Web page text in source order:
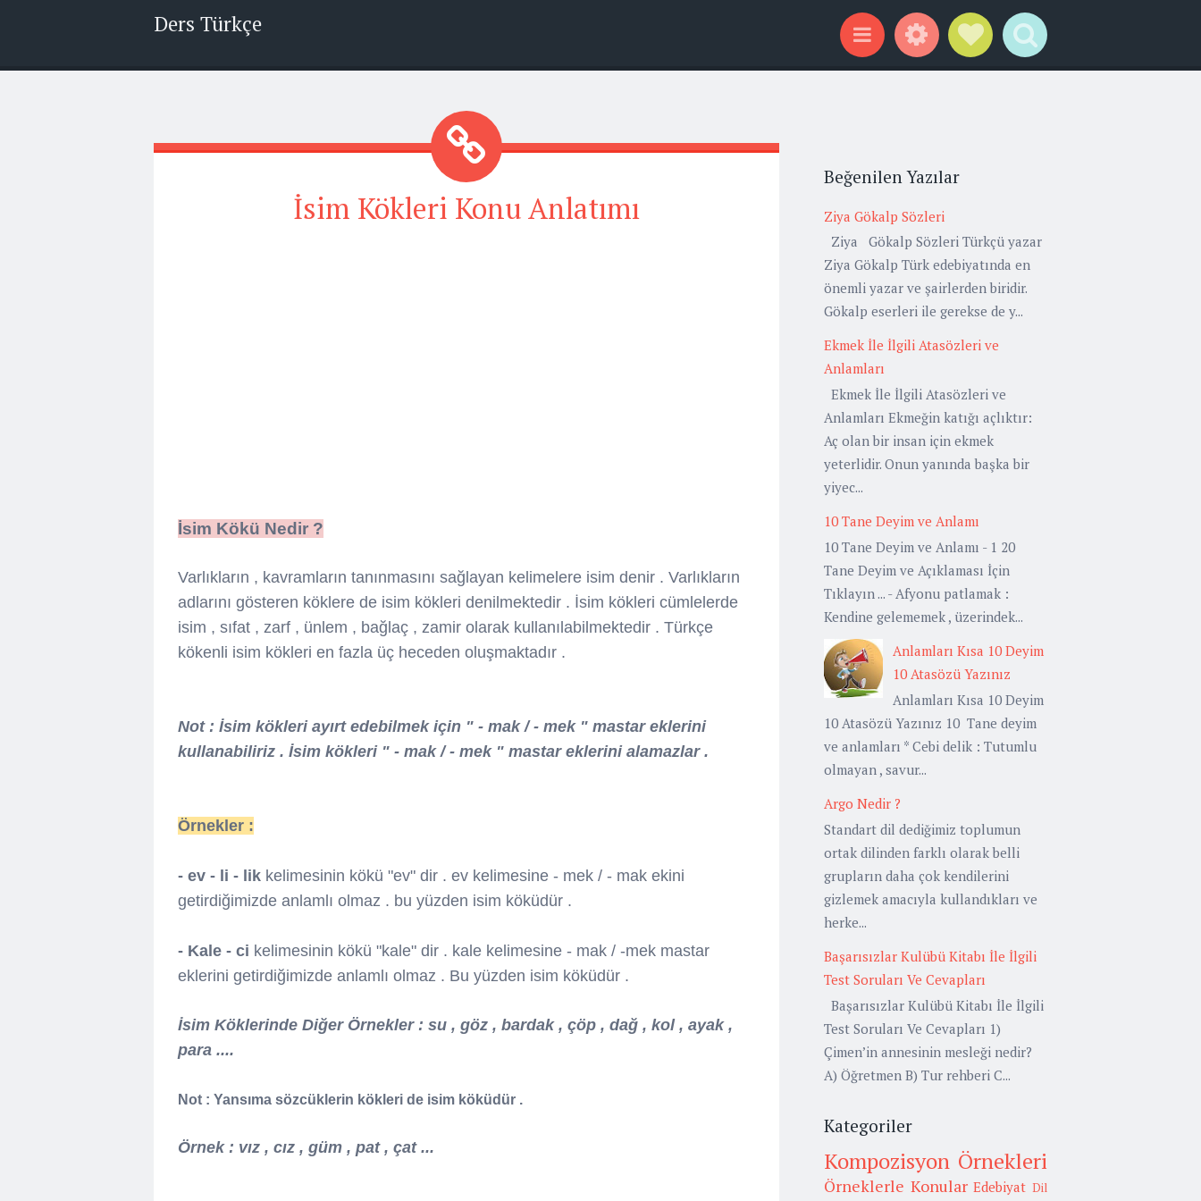
Ders Türkçe
Menu WidgetsSocial Links
Search
İsim Kökleri Konu Anlatımı
İsim Kökü Nedir ?
Varlıkların , kavramların tanınmasını sağlayan kelimelere isim denir . Varlıkların
adlarını gösteren köklere de isim kökleri denilmektedir . İsim kökleri cümlelerde
isim , sıfat , zarf , ünlem , bağlaç , zamir olarak kullanılabilmektedir . Türkçe
kökenli isim kökleri en fazla üç heceden oluşmaktadır .
Not : İsim kökleri ayırt edebilmek için " - mak / - mek " mastar eklerini
kullanabiliriz . İsim kökleri " - mak / - mek " mastar eklerini alamazlar .
Örnekler :
- ev - li - lik kelimesinin kökü "ev" dir . ev kelimesine - mek / - mak ekini
getirdiğimizde anlamlı olmaz . bu yüzden isim köküdür .
- Kale - ci kelimesinin kökü "kale" dir . kale kelimesine - mak / -mek mastar
eklerini getirdiğimizde anlamlı olmaz . Bu yüzden isim köküdür .
İsim Köklerinde Diğer Örnekler : su , göz , bardak , çöp , dağ , kol , ayak ,
para ....
Not : Yansıma sözcüklerin kökleri de isim köküdür .
Örnek : vız , cız , güm , pat , çat ...
Beğenilen Yazılar
Ziya Gökalp Sözleri
Ziya Gökalp Sözleri Türkçü yazar
Ziya Gökalp Türk edebiyatında en
önemli yazar ve şairlerden biridir.
Gökalp eserleri ile gerekse de y...
Ekmek İle İlgili Atasözleri ve
Anlamları
Ekmek İle İlgili Atasözleri ve
Anlamları Ekmeğin katığı açlıktır:
Aç olan bir insan için ekmek
yeterlidir. Onun yanında başka bir
yiyec...
10 Tane Deyim ve Anlamı
10 Tane Deyim ve Anlamı - 1 20
Tane Deyim ve Açıklaması İçin
Tıklayın ... - Afyonu patlamak :
Kendine gelememek , üzerindek...
Anlamları Kısa 10 Deyim
10 Atasözü Yazınız
Anlamları Kısa 10 Deyim
10 Atasözü Yazınız 10 Tane deyim
ve anlamları * Cebi delik : Tutumlu
olmayan , savur...
Argo Nedir ?
Standart dil dediğimiz toplumun
ortak dilinden farklı olarak belli
grupların daha çok kendilerini
gizlemek amacıyla kullandıkları ve
herke...
Başarısızlar Kulübü Kitabı İle İlgili
Test Soruları Ve Cevapları
Başarısızlar Kulübü Kitabı İle İlgili
Test Soruları Ve Cevapları 1)
Çimen’in annesinin mesleği nedir?
A) Öğretmen B) Tur rehberi C...
Kategoriler
Kompozisyon Örnekleri
Örneklerle Konular Edebiyat Dil